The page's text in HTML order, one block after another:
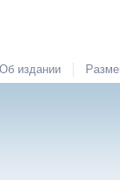
Об издании |